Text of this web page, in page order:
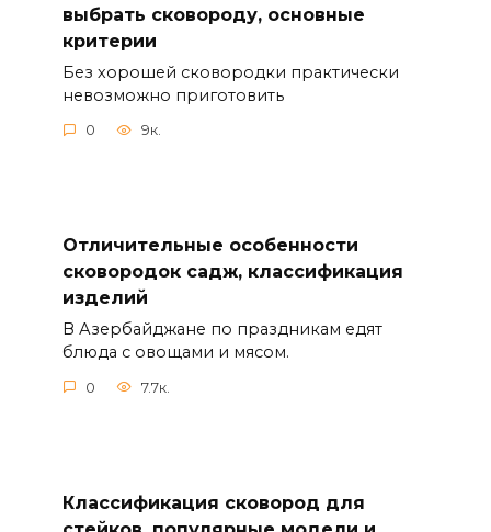
выбрать сковороду, основные
критерии
Без хорошей сковородки практически
невозможно приготовить
0 9к.
Отличительные особенности
сковородок садж, классификация
изделий
В Азербайджане по праздникам едят
блюда с овощами и мясом.
0 7.7к.
Классификация сковород для